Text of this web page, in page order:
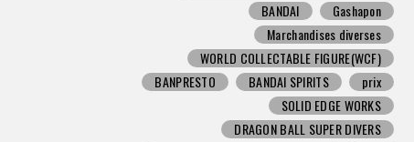
BANDAI
Gashapon
Marchandises diverses
WORLD COLLECTABLE FIGURE(WCF)
BANPRESTO
BANDAI SPIRITS
prix
SOLID EDGE WORKS
DRAGON BALL SUPER DIVERS